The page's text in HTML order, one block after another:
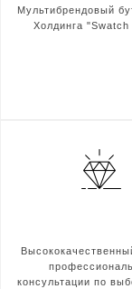
Мультибрендовый
Холдинга
консультации по